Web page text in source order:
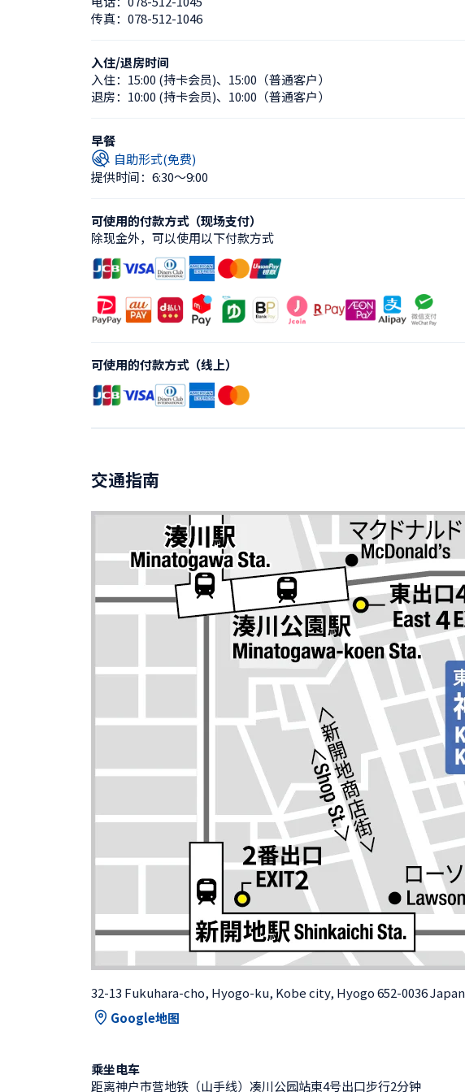
传真： 078-512-1046
入住/退房时间
入住： 15:00 (持卡会员)、 15:00（普通客户）
退房： 10:00 (持卡会员)、 10:00（普通客户）
早餐
自助形式(免费)
提供时间：6:30〜9:00
可使用的付款方式（现场支付）
除现金外，可以使用以下付款方式
可使用的付款方式（线上）
交通指南
32-13 Fukuhara-cho, Hyogo-ku, Kobe city, Hyogo 652-0036 Japan
Google地图
乘坐电车
距离神户市营地铁（山手线）凑川公园站東4号出口步行2分钟